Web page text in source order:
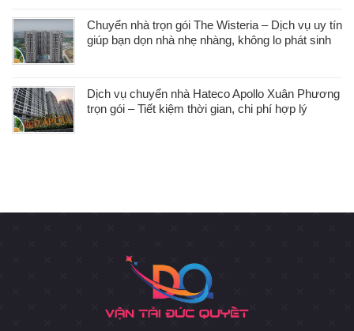
Chuyển nhà trọn gói The Wisteria – Dịch vụ uy tín
giúp bạn dọn nhà nhẹ nhàng, không lo phát sinh
Dịch vụ chuyển nhà Hateco Apollo Xuân Phương
trọn gói – Tiết kiệm thời gian, chi phí hợp lý